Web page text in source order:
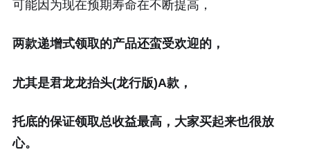
可能因为现在预期寿命在不断提高，
两款递增式领取的产品还蛮受欢迎的，
尤其是君龙龙抬头(龙行版)A款，
托底的保证领取总收益最高，大家买起来也很放
心。